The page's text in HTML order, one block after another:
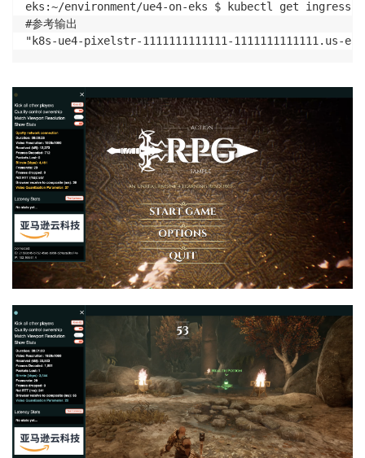
            - SETGID
            - SETUID
            drop:
          runAsNonRoot: true
          runAsUser: 10001
        volumeMounts:
         - mountPath: /etc/envoy
           name: config
      volumes:
      - configMap:
          name: envoy-routing-config
        name: config
#envoy 路由规则
static_resources:
      - name: listener_0
        address:
           socket_address:
               protocol: TCP
               address: 0.0.0.0
               port_value: 11000
        filter_chains:
eks:~/environment/ue4-on-eks $ kubectl get
#参考输出
"k8s-ue4-pixelstr-1111111111111-1111111111111.us-